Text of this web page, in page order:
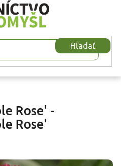
Hľadať
Rose' -
Rose'